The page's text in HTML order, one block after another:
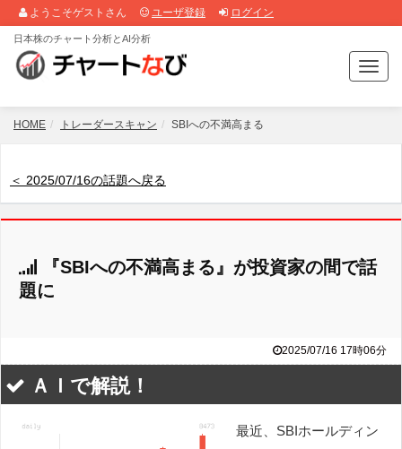
ようこそゲストさん ユーザ登録 ログイン
T
o
g
a
日本株のチャート分析とAI分析
HOME トレーダースキャン SBIへの不満高まる
＜ 2025/07/16の話題へ戻る
『SBIへの不満高まる』が投資家の間で話
題に
2025/07/16 17時06分
ＡＩで解説！
最近、SBIホールディン